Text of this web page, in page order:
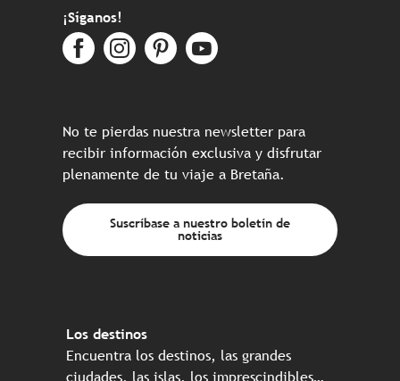
¡Síganos!
No te pierdas nuestra newsletter para
recibir información exclusiva y disfrutar
plenamente de tu viaje a Bretaña.
Suscríbase a nuestro boletín de
noticias
Los destinos
Encuentra los destinos, las grandes
ciudades, las islas, los imprescindibles…